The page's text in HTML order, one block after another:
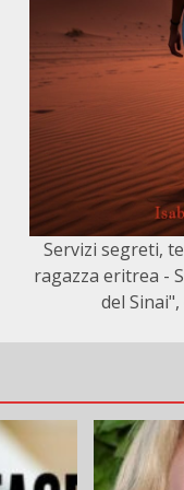
Servizi segreti,
ragazza eritrea -
del